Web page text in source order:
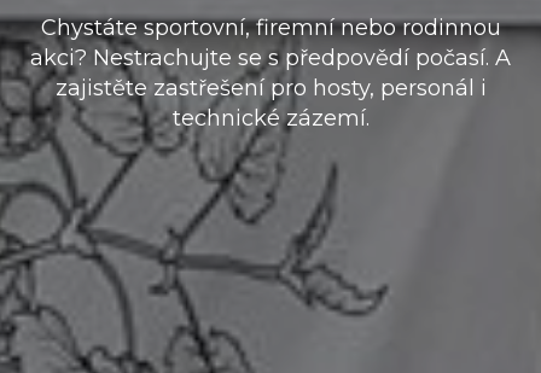
Chystáte sportovní, firemní nebo rodinnou
akci? Nestrachujte se s předpovědí počasí. A
zajistěte zastřešení pro hosty, personál i
technické zázemí.